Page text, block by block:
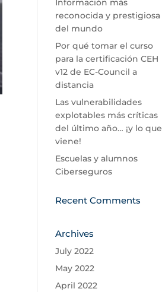
Información más
reconocida y prestigiosa
del mundo
Por qué tomar el curso
para la certificación CEH
v12 de EC-Council a
distancia
Las vulnerabilidades
explotables más críticas
del último año… ¡y lo que
viene!
Escuelas y alumnos
Ciberseguros
Recent Comments
Archives
July 2022
May 2022
April 2022